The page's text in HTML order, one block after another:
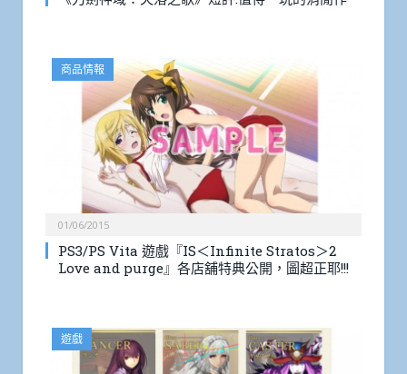
商品情報
01/06/2015
PS3/PS Vita 遊戲『IS＜Infinite Stratos＞2
Love and purge』各店舖特典公開，圖超正耶!!!
遊戲